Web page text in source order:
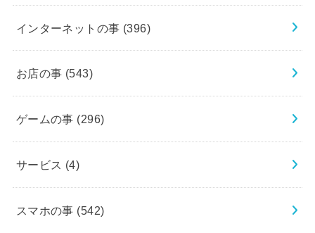
インターネットの事 (396)
お店の事 (543)
ゲームの事 (296)
サービス (4)
スマホの事 (542)